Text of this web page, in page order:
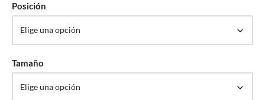
Posición
Tamaño